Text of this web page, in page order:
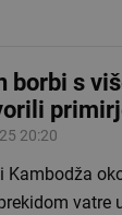
borbi s
20:20
Kambodža
vatre